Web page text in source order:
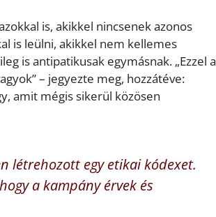
is, akikkel nincsenek azonos
is leülni, akikkel nem kellemes
is antipatikusak egymásnak. „Ezzel a
– jegyezte meg, hozzátéve:
amit mégis sikerül közösen
létrehozott egy etikai kódexet.
a kampány érvek és